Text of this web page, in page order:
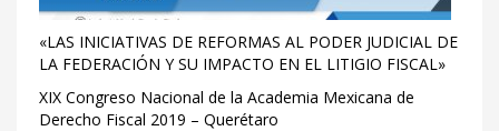
«LAS INICIATIVAS DE REFORMAS AL PODER JUDICIAL DE
LA FEDERACIÓN Y SU IMPACTO EN EL LITIGIO FISCAL»
XIX Congreso Nacional de la Academia Mexicana de
Derecho Fiscal 2019 – Querétaro